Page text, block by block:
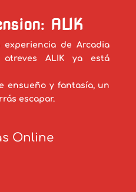
ALIK
de Arcadia
ALIK ya está
ensueño y fantasía, un
escapar.
Online